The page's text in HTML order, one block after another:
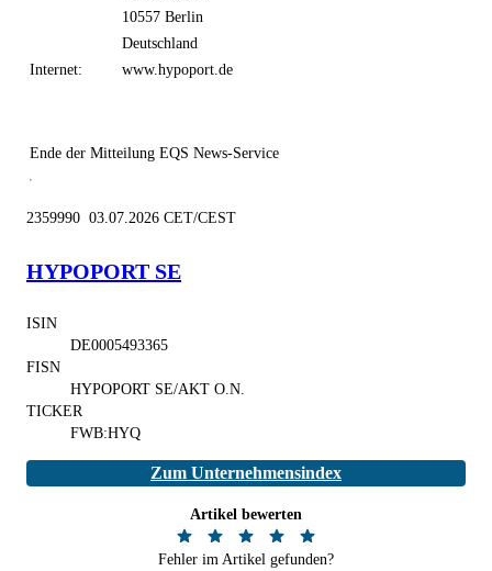
10557 Berlin
Deutschland
Internet:
www.hypoport.de
Ende der Mitteilung EQS News-Service
2359990 03.07.2026 CET/CEST
HYPOPORT SE
ISIN
DE0005493365
FISN
HYPOPORT SE/AKT O.N.
TICKER
FWB:HYQ
Zum Unternehmensindex
Artikel bewerten
Fehler im Artikel gefunden?